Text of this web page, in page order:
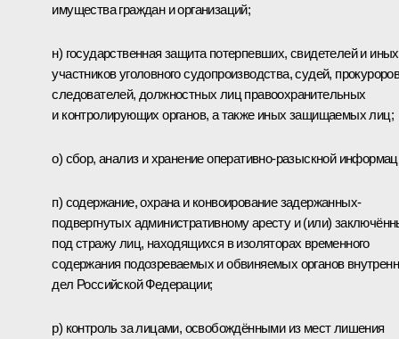
имущества граждан и организаций;
н) государственная защита потерпевших, свидетелей и иных
участников уголовного судопроизводства, судей,
следователей, должностных лиц правоохранительных
и контролирующих органов, а также иных защищаемых лиц;
о) сбор, анализ и хранение оперативно-разыскной
п) содержание, охрана и конвоирование задержанных-
подвергнутых административному аресту и (или)
под стражу лиц, находящихся в изоляторах временного
содержания подозреваемых и обвиняемых органов
дел Российской Федерации;
р) контроль за лицами, освобождёнными из мест лишения